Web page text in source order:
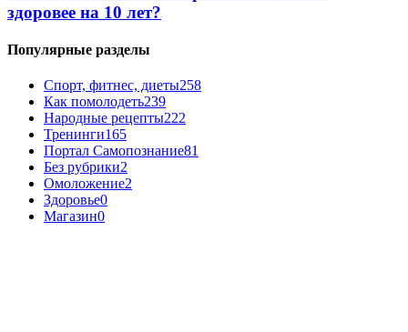
здоровее на 10 лет?
Популярные разделы
Спорт, фитнес, диеты258
Как помолодеть239
Народные рецепты222
Тренинги165
Портал Самопознание81
Без рубрики2
Омоложение2
Здоровье0
Магазин0